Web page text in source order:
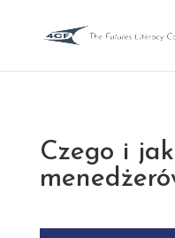
Czego i